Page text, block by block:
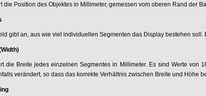
die Position des Objektes in Millimeter, gemessen vom oberen Rand der
gibt an, aus wie viel individuellen Segmenten das Display bestehen soll.
die Breite jedes einzelnen Segmentes in Millimeter. Es sind Werte von
verändert, so dass das korrekte Verhältnis zwischen Breite und Höhe